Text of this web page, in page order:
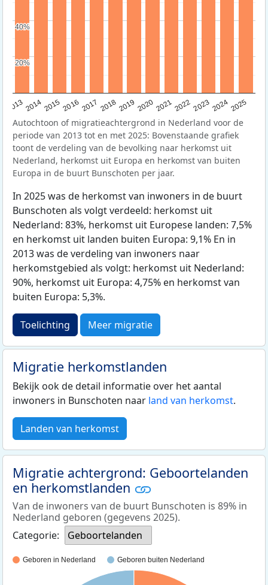
20132014201520162017 20182019 202020212022202320242025
20%
20%
40%
40%
Autochtoon of migratieachtergrond in Nederland voor de
periode van 2013 tot en met 2025: Bovenstaande grafiek
toont de verdeling van de bevolking naar herkomst uit
Nederland, herkomst uit Europa en herkomst van buiten
Europa in de buurt Bunschoten per jaar.
In 2025 was de herkomst van inwoners in de buurt
Bunschoten als volgt verdeeld: herkomst uit
Nederland: 83%, herkomst uit Europese landen: 7,5%
en herkomst uit landen buiten Europa: 9,1% En in
2013 was de verdeling van inwoners naar
herkomstgebied als volgt: herkomst uit Nederland:
90%, herkomst uit Europa: 4,75% en herkomst van
buiten Europa: 5,3%.
Toelichting Meer migratie
Migratie herkomstlanden
Bekijk ook de detail informatie over het aantal
inwoners in Bunschoten naar land van herkomst.
Landen van herkomst
Migratie achtergrond: Geboortelanden
en herkomstlanden
Van de inwoners van de buurt Bunschoten is 89% in
Nederland geboren (gegevens 2025).
Categorie:
Geboortelanden
Geboren in Nederland Geboren buiten Nederland